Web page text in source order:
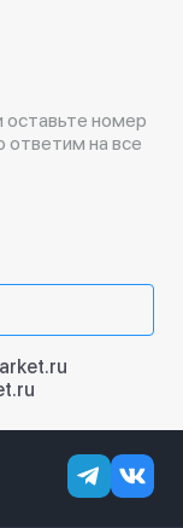
оставьте номер
ответим на все